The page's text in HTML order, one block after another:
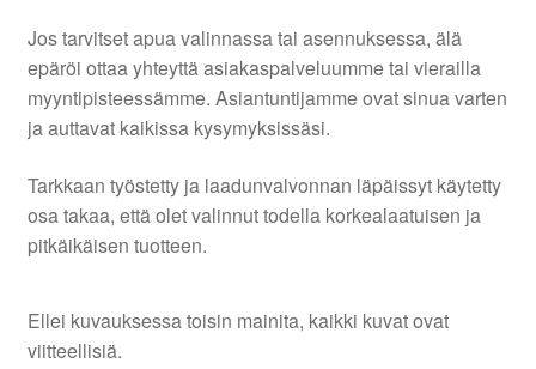
Jos tarvitset apua valinnassa tai asennuksessa, älä
epäröi ottaa yhteyttä asiakaspalveluumme tai vierailla
myyntipisteessämme. Asiantuntijamme ovat sinua varten
ja auttavat kaikissa kysymyksissäsi.
Tarkkaan työstetty ja laadunvalvonnan läpäissyt käytetty
osa takaa, että olet valinnut todella korkealaatuisen ja
pitkäikäisen tuotteen.
Ellei kuvauksessa toisin mainita, kaikki kuvat ovat
viitteellisiä.